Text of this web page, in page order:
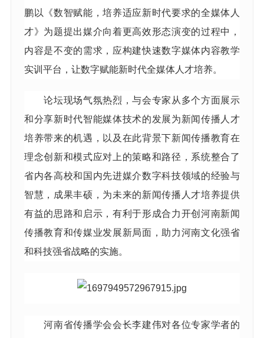
鹏以《数智赋能，培养适应新时代要求的全媒体人
才》为题提出媒介向着更高效形态演变的过程中，
内容是不变的需求，应构建快速数字媒体内容教学
实训平台，让数字赋能新时代全媒体人才培养。
论坛现场气氛热烈，与会专家从多个方面展示
和分享新时代智能媒体技术的发展为新闻传播人才
培养带来的机遇，以及在此背景下新闻传播教育在
理念创新和模式应对上的策略和路径，系统整合了
省内各高校和国内先进媒介数字科技领域的经验与
智慧，成果丰硕，为未来的新闻传播人才培养提供
有益的思路和启示，有利于形成合力开创河南新闻
传播教育和传媒业发展新局面，助力河南文化强省
和科技强省战略的实施。
河南省传播学会会长李建伟对各位专家学者的